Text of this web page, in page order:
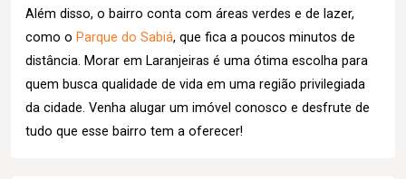
Além disso, o bairro conta com áreas verdes e de lazer,
como o Parque do Sabiá, que fica a poucos minutos de
distância. Morar em Laranjeiras é uma ótima escolha para
quem busca qualidade de vida em uma região privilegiada
da cidade. Venha alugar um imóvel conosco e desfrute de
tudo que esse bairro tem a oferecer!